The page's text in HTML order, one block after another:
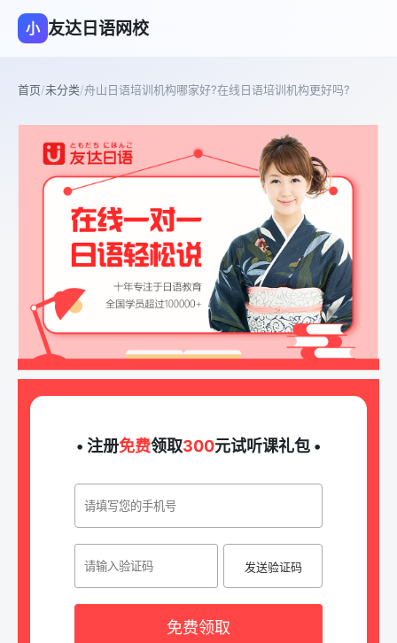
小 友达日语网校
首页/未分类/舟山日语培训机构哪家好?在线日语培训机构更好吗?
• 注册免费领取300元试听课礼包 •
发送验证码
免费领取